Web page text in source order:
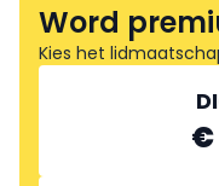
Word
Kies het
€